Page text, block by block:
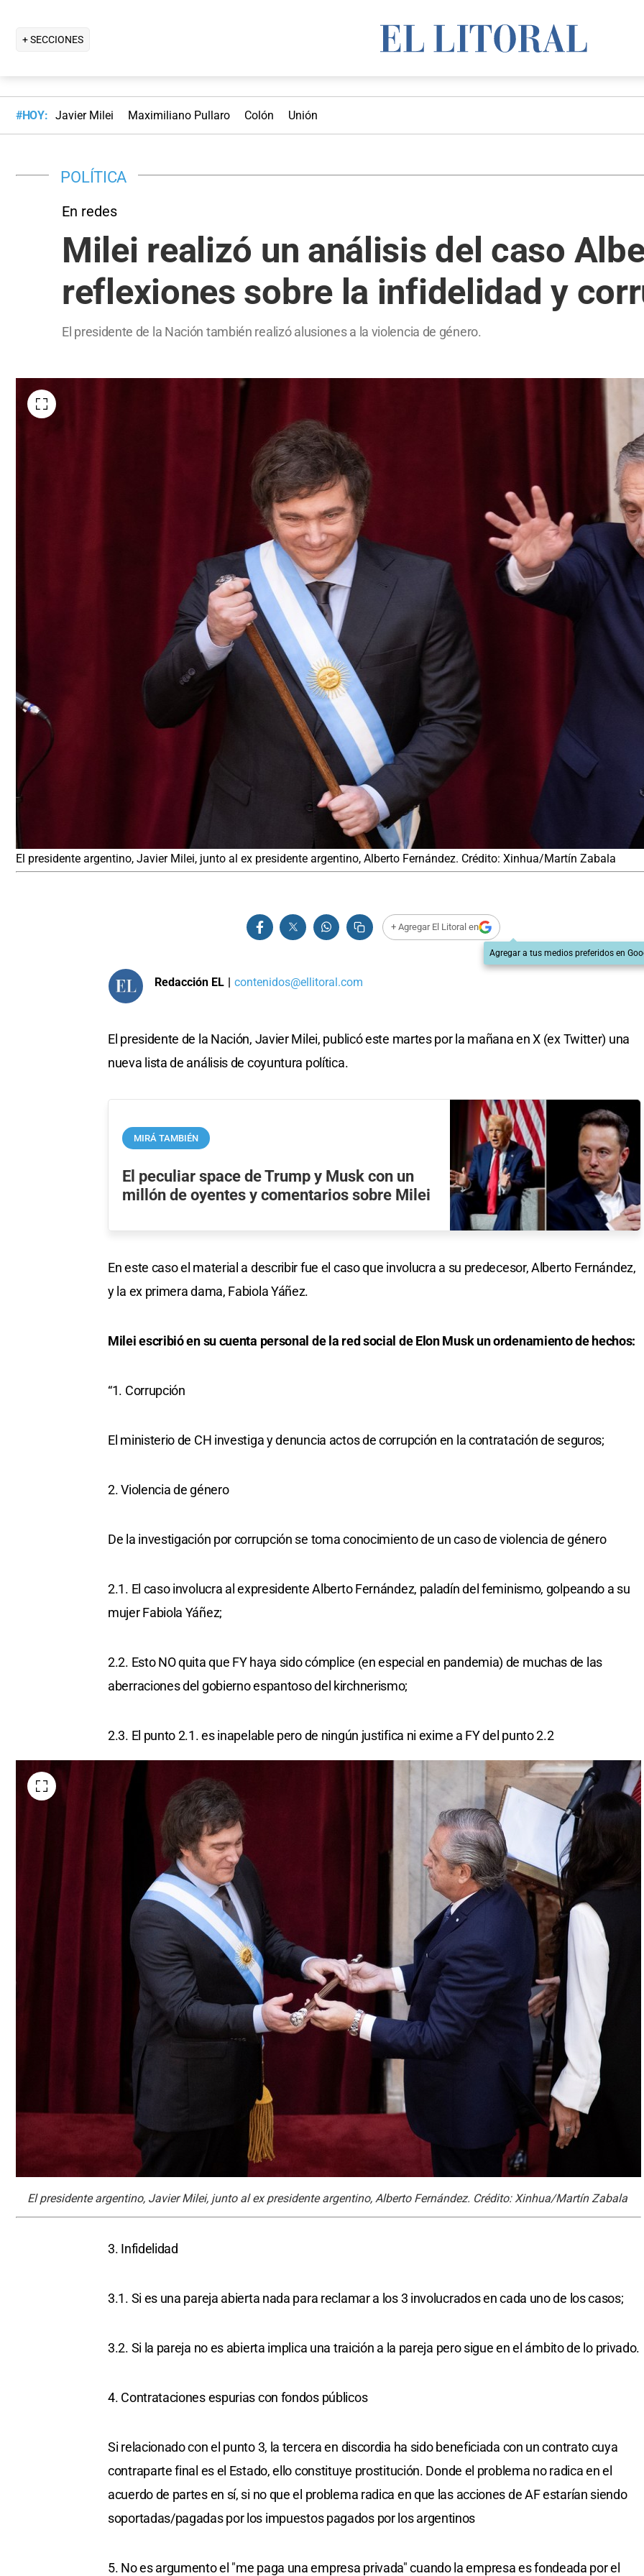
+ SECCIONES
#HOY: Javier Milei Maximiliano Pullaro Colón Unión
POLÍTICA
En redes
Milei realizó un análisis del caso
reflexiones sobre la infidelidad y
El presidente de la Nación también realizó alusiones a la violencia de género.
El presidente argentino, Javier Milei, junto al ex presidente argentino, Alberto Fernández. Crédito: Xinhua/Martín Zabala
+ Agregar El Litoral en
Agregar a tus medios preferidos en
Redacción EL | contenidos@ellitoral.com
El presidente de la Nación, Javier Milei, publicó este martes por la mañana en X (ex Twitter) una
nueva lista de análisis de coyuntura política.
MIRÁ TAMBIÉN
El peculiar space de Trump y Musk con un
millón de oyentes y comentarios sobre Milei
En este caso el material a describir fue el caso que involucra a su predecesor, Alberto Fernández,
y la ex primera dama, Fabiola Yáñez.
Milei escribió en su cuenta personal de la red social de Elon Musk un ordenamiento de hechos:
“1. Corrupción
El ministerio de CH investiga y denuncia actos de corrupción en la contratación de seguros;
2. Violencia de género
De la investigación por corrupción se toma conocimiento de un caso de violencia de género
2.1. El caso involucra al expresidente Alberto Fernández, paladín del feminismo, golpeando a su
mujer Fabiola Yáñez;
2.2. Esto NO quita que FY haya sido cómplice (en especial en pandemia) de muchas de las
aberraciones del gobierno espantoso del kirchnerismo;
2.3. El punto 2.1. es inapelable pero de ningún justifica ni exime a FY del punto 2.2
El presidente argentino, Javier Milei, junto al ex presidente argentino, Alberto Fernández. Crédito: Xinhua/Martín Zabala
3. Infidelidad
3.1. Si es una pareja abierta nada para reclamar a los 3 involucrados en cada uno de los casos;
3.2. Si la pareja no es abierta implica una traición a la pareja pero sigue en el ámbito de lo privado.
4. Contrataciones espurias con fondos públicos
Si relacionado con el punto 3, la tercera en discordia ha sido beneficiada con un contrato cuya
contraparte final es el Estado, ello constituye prostitución. Donde el problema no radica en el
acuerdo de partes en sí, si no que el problema radica en que las acciones de AF estarían siendo
soportadas/pagadas por los impuestos pagados por los argentinos
5. No es argumento el "me paga una empresa privada" cuando la empresa es fondeada por el